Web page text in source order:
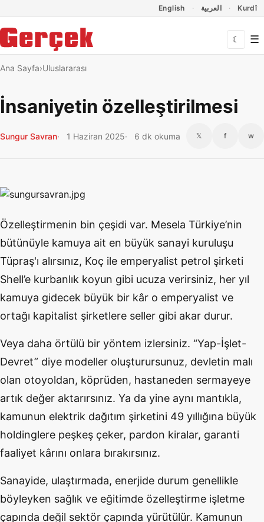
English العربية Kurdî
☾ ☰
Ana Sayfa Uluslararası
İnsaniyetin özelleştirilmesi
Sungur Savran 1 Haziran 2025 6 dk okuma 𝕏 f w
Özelleştirmenin bin çeşidi var. Mesela Türkiye’nin
bütünüyle kamuya ait en büyük sanayi kuruluşu
Tüpraş'ı alırsınız, Koç ile emperyalist petrol şirketi
Shell’e kurbanlık koyun gibi ucuza verirsiniz, her yıl
kamuya gidecek büyük bir kâr o emperyalist ve
ortağı kapitalist şirketlere seller gibi akar durur.
Veya daha örtülü bir yöntem izlersiniz. “Yap-İşlet-
Devret” diye modeller oluşturursunuz, devletin malı
olan otoyoldan, köprüden, hastaneden sermayeye
artık değer aktarırsınız. Ya da yine aynı mantıkla,
kamunun elektrik dağıtım şirketini 49 yıllığına büyük
holdinglere peşkeş çeker, pardon kiralar, garanti
faaliyet kârını onlara bırakırsınız.
Sanayide, ulaştırmada, enerjide durum genellikle
böyleyken sağlık ve eğitimde özelleştirme işletme
çapında değil sektör çapında yürütülür. Kamunun